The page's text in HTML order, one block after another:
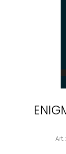
ENIGMAS 2 EN EL CASTILLO